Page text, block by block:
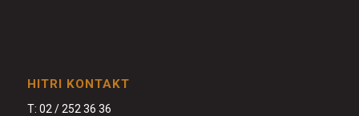
HITRI KONTAKT
T: 02 / 252 36 36